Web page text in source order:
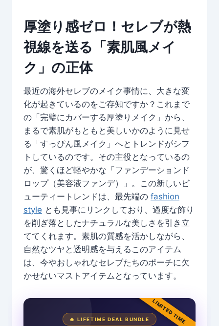
厚塗り感ゼロ！セレブが熱
視線を送る「素肌風メイ
ク」の正体
最近の海外セレブのメイク事情に、大きな変
化が起きているのをご存知ですか？これまで
の「完璧にカバーする厚塗りメイク」から、
まるで素肌がもともと美しいかのように見せ
る「すっぴん風メイク」へとトレンドがシフ
トしているのです。その主役となっているの
が、驚くほど軽やかな「ファンデーションド
ロップ（美容液ファンデ）」。この新しいビ
ューティートレンドは、最先端の fashion
style とも見事にリンクしており、過度な飾り
を削ぎ落としたナチュラルな美しさを引き立
ててくれます。素肌の質感を活かしながら、
自然なツヤと透明感を与えるこのアイテム
は、今やおしゃれなセレブたちのポーチに欠
かせないマストアイテムとなっています。
LIMITED TIME
🔥 LIFETIME DEAL BUNDLE